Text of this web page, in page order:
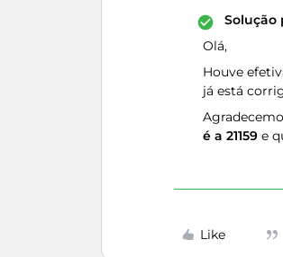
Solução
Olá,
Houve
já está
é a 21159 e
Like